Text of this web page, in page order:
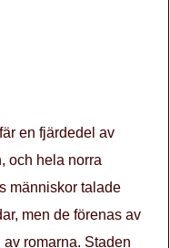
en fjärdedel av
och hela norra
människor talade
men de förenas av
romarna. Staden